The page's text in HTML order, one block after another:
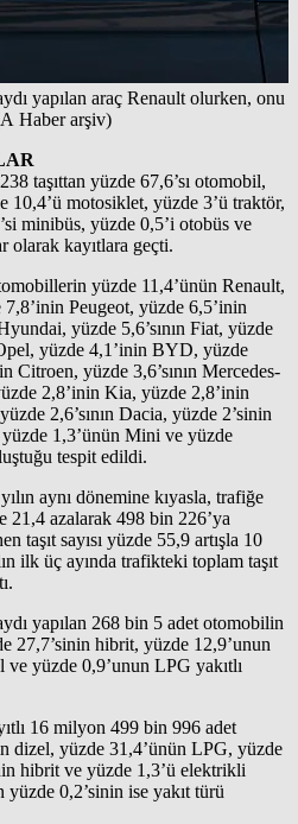
yapılan araç Renault olurken, onu
Haber arşiv)
taşıttan yüzde 67,6’sı otomobil,
10,4’ü motosiklet, yüzde 3’ü traktör,
minibüs, yüzde 0,5’i otobüs ve
olarak kayıtlara geçti.
yüzde 11,4’ünün Renault,
7,8’inin Peugeot, yüzde 6,5’inin
yüzde 5,6’sının Fiat, yüzde
yüzde 4,1’inin BYD, yüzde
Citroen, yüzde 3,6’sının Mercedes-
2,8’inin Kia, yüzde 2,8’inin
2,6’sının Dacia, yüzde 2’sinin
1,3’ünün Mini ve yüzde
tespit edildi.
aynı dönemine kıyasla, trafiğe
21,4 azalarak 498 bin 226’ya
taşıt sayısı yüzde 55,9 artışla 10
ilk üç ayında trafikteki toplam taşıt
yapılan 268 bin 5 adet otomobilin
27,7’sinin hibrit, yüzde 12,9’unun
ve yüzde 0,9’unun LPG yakıtlı
16 milyon 499 bin 996 adet
dizel, yüzde 31,4’ünün LPG, yüzde
hibrit ve yüzde 1,3’ü elektrikli
0,2’sinin ise yakıt türü